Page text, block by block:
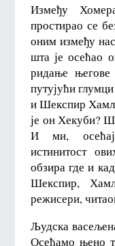
Између
простирао се
оним између
шта је осећао
ридање његове
путујући
и Шекспир
је он Хекуби?
И ми,
истинитост
обзира где и
Шекспир,
режисери,
Људска
Осећамо њено